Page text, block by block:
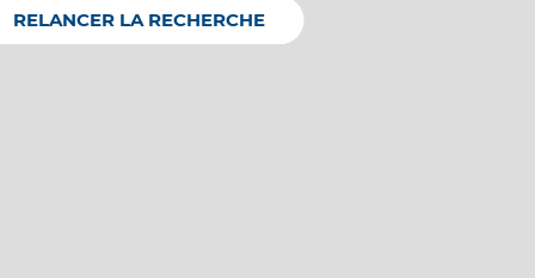
RELANCER LA RECHERCHE